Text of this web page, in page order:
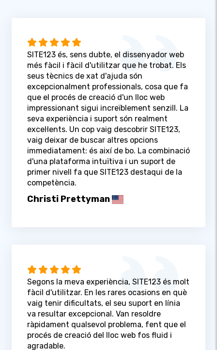
SITE123 és, sens dubte, el dissenyador web
més fàcil i fàcil d'utilitzar que he trobat. Els
seus tècnics de xat d'ajuda són
excepcionalment professionals, cosa que fa
que el procés de creació d'un lloc web
impressionant sigui increïblement senzill. La
seva experiència i suport són realment
excel·lents. Un cop vaig descobrir SITE123,
vaig deixar de buscar altres opcions
immediatament: és així de bo. La combinació
d'una plataforma intuïtiva i un suport de
primer nivell fa que SITE123 destaqui de la
competència.
Christi Prettyman
Segons la meva experiència, SITE123 és molt
fàcil d'utilitzar. En les rares ocasions en què
vaig tenir dificultats, el seu suport en línia
va resultar excepcional. Van resoldre
ràpidament qualsevol problema, fent que el
procés de creació del lloc web fos fluid i
agradable.